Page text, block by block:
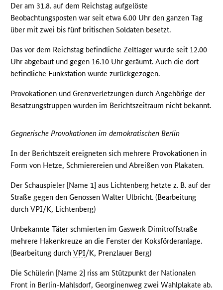
Der am 31.8. auf dem Reichstag aufgelöste
Beobachtungsposten war seit etwa 6.00 Uhr den ganzen Tag
über mit zwei bis fünf britischen Soldaten besetzt.
Das vor dem Reichstag befindliche Zeltlager wurde seit 12.00
Uhr abgebaut und gegen 16.10 Uhr geräumt. Auch die dort
befindliche Funkstation wurde zurückgezogen.
Provokationen und Grenzverletzungen durch Angehörige der
Besatzungstruppen wurden im Berichtszeitraum nicht bekannt.
Gegnerische Provokationen im demokratischen Berlin
In der Berichtszeit ereigneten sich mehrere Provokationen in
Form von Hetze, Schmierereien und Abreißen von Plakaten.
Der Schauspieler [Name 1] aus Lichtenberg hetzte z. B. auf der
Straße gegen den Genossen Walter Ulbricht. (Bearbeitung
durchVPI/K, Lichtenberg)
Unbekannte Täter schmierten im Gaswerk Dimitroffstraße
mehrere Hakenkreuze an die Fenster der Koksförderanlage.
(Bearbeitung durchVPI/K, Prenzlauer Berg)
Die Schülerin [Name 2] riss am Stützpunkt der Nationalen
Front in Berlin-Mahlsdorf, Georginenweg zwei Wahlplakate ab.